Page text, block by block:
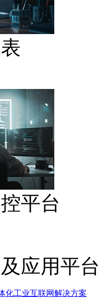
平台
应用平台
化工业互联网解决方案